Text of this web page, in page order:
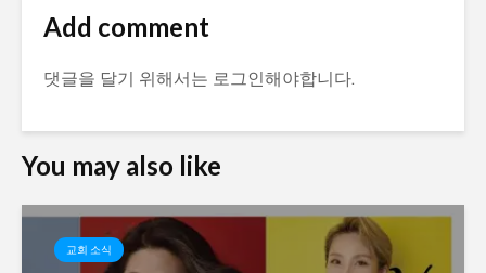
Add comment
댓글을 달기 위해서는 로그인해야합니다.
You may also like
교회 소식